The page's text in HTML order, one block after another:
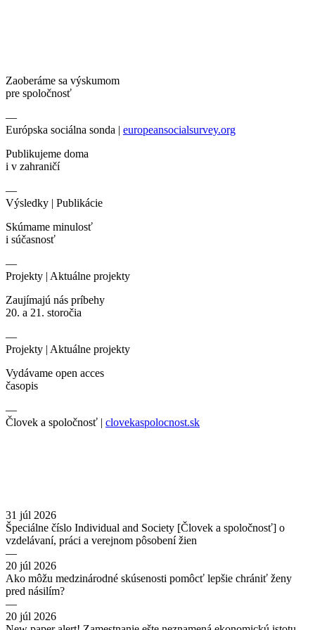
Zaoberáme sa výskumom
pre spoločnosť
—
Európska sociálna sonda | europeansocialsurvey.org
Publikujeme doma
i v zahraničí
—
Výsledky | Publikácie
Skúmame minulosť
i súčasnosť
—
Projekty | Aktuálne projekty
Zaujímajú nás príbehy
20. a 21. storočia
—
Projekty | Aktuálne projekty
Vydávame open acces
časopis
—
Človek a spoločnosť | clovekaspolocnost.sk
31 júl 2026
Špeciálne číslo Individual and Society [Človek a spoločnosť] o
vzdelávaní, práci a verejnom pôsobení žien
—
20 júl 2026
Ako môžu medzinárodné skúsenosti pomôcť lepšie chrániť ženy
pred násilím?
—
20 júl 2026